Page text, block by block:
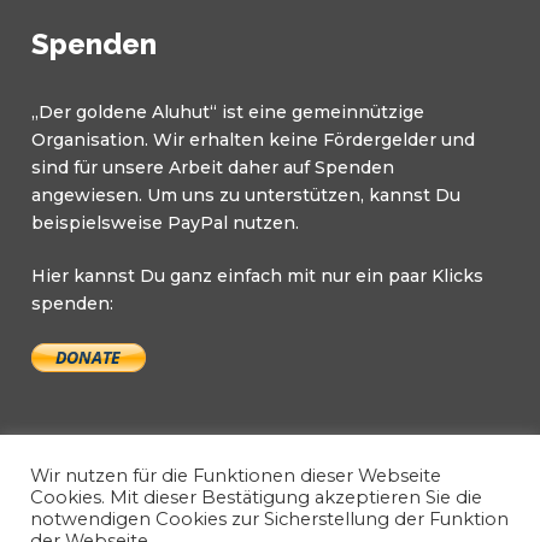
Spenden
„Der goldene Aluhut“ ist eine gemeinnützige
Organisation. Wir erhalten keine Fördergelder und
sind für unsere Arbeit daher auf Spenden
angewiesen. Um uns zu unterstützen, kannst Du
beispielsweise PayPal nutzen.
Hier kannst Du ganz einfach mit nur ein paar Klicks
spenden:
Copyright © 2026 Der goldene Aluhut. All Rights
Wir nutzen für die Funktionen dieser Webseite
Cookies. Mit dieser Bestätigung akzeptieren Sie die
notwendigen Cookies zur Sicherstellung der Funktion